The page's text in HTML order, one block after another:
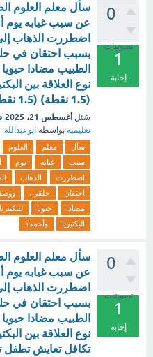
0
تصويتات
1
إجابة
سأل معلم العلوم
عن سبب غيابه يوم
اضطررت الذهاب
بسبب احتقان في
الطبيب مضادا حيويا
نوع العلاقة بين
(1.5 نقطة) (1.5 نقطة) [تم الحل]
سُئل أغسطس 21، 2025
تعليمية بواسطة ابوعبدالله
سأل معلم العلوم
سبب
غيابه يوم
اضطررت
الذهاب
احتقان
حلقي،
مضادا
حيويا للبكتيريا
البكتيريا
وأحمد؟
0
تصويتات
1
إجابة
سأل معلم العلوم
عن سبب غيابه يوم
اضطررت الذهاب
بسبب احتقان في
الطبيب مضادا حيويا
نوع العلاقة بين